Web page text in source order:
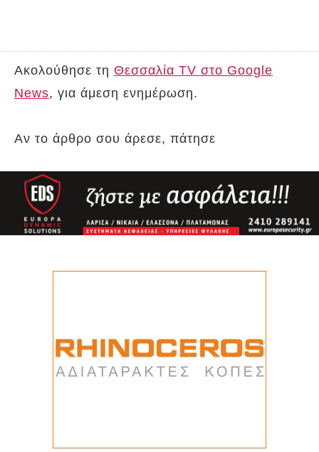
Ακολούθησε τη Θεσσαλία TV στο Google
News, για άμεση ενημέρωση.
Αν το άρθρο σου άρεσε, πάτησε